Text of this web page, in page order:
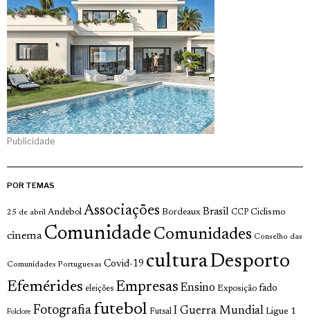
Publicidade
POR TEMAS
25 de abril Andebol Associações Bordeaux Brasil CCP Ciclismo
cinema Comunidade Comunidades Conselho das
Comunidades Portuguesas Covid-19 culturaDesporto
Efemérides eleições Empresas Ensino Exposição fado
Folclore Fotografia futebol Futsal I Guerra Mundial Ligue 1